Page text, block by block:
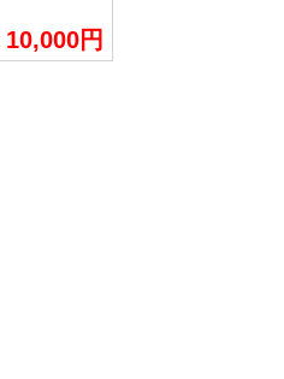
10,000円